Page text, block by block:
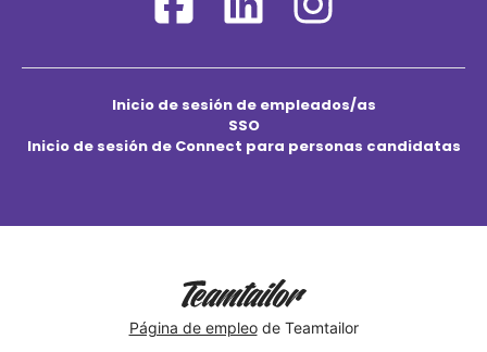
Inicio de sesión de empleados/as
SSO
Inicio de sesión de Connect para personas candidatas
Página de empleode Teamtailor